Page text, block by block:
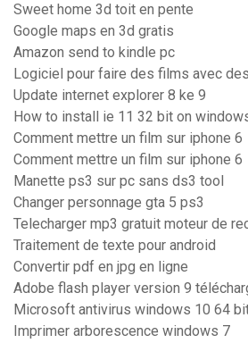
Sweet home 3d toit en pente
Google maps en 3d gratis
Amazon send to kindle pc
Logiciel pour faire des films avec
Update internet explorer 8 ke 9
How to install ie 11 32 bit on
Comment mettre un film sur iphone 6
Comment mettre un film sur iphone 6
Manette ps3 sur pc sans ds3 tool
Changer personnage gta 5 ps3
Telecharger mp3 gratuit moteur de
Traitement de texte pour android
Convertir pdf en jpg en ligne
Adobe flash player version 9
Microsoft antivirus windows 10 64
Imprimer arborescence windows 7